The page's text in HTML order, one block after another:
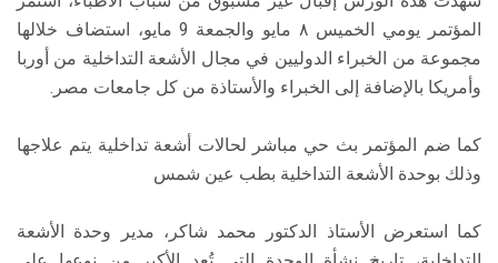
المؤتمر يومي الخميس ٨ مايو والجمعة 9 مايو، استضاف خلالها
مجموعة من الخبراء الدوليين في مجال الأشعة التداخلية من أوربا
وأمريكا بالإضافة إلى الخبراء والأستاذة من كل جامعات مصر.
كما ضم المؤتمر بث حي مباشر لحالات أشعة تداخلية يتم علاجها
وذلك بوحدة الأشعة التداخلية بطب عين شمس
كما استعرض الأستاذ الدكتور محمد شاكر، مدير وحدة الأشعة